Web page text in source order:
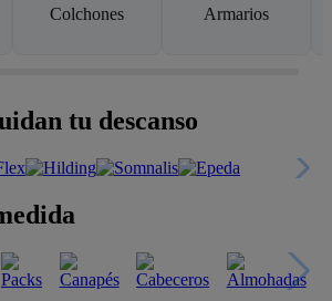
Colchones Armarios
tu descanso